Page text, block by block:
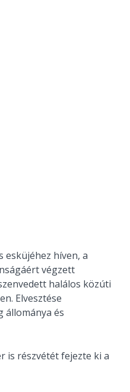
esküjéhez híven, a
végzett
halálos közúti
Elvesztése
állománya és
is részvétét fejezte ki a